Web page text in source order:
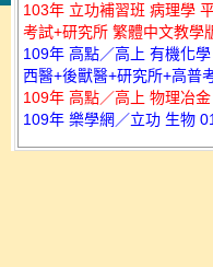
103年 立功補習班 病理學
考試+研究所 繁體中文教學
109年 高點／高上 有機化
西醫+後獸醫+研究所+高普
109年 高點／高上 物理冶
109年 樂學網／立功 生物